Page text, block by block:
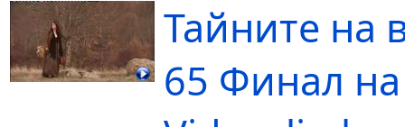
Тайните на
65 Финал